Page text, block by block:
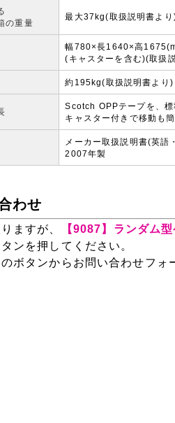
の重量
最大37kg(取扱説明書より
幅780×長1640×高
(キャスターを含む)(取扱
約195kg(取扱説明書より)
Scotch OPPテープを、標
キャスター付きで移動も簡
メーカー取扱説明書(英語
2007年製
わせ
ますが、 【9087】ランダム
ンを押してください。
ボタンからお問い合わせフォ